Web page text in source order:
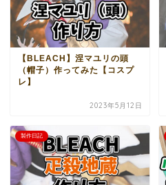
【BLEACH】涅マユリの頭
（帽子）作ってみた【コスプ
レ】
2023年5月12日
製作日記